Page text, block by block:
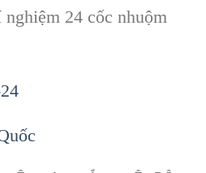
24 cốc nhuộm
ốc